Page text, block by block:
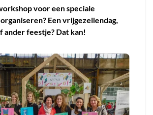
voor een speciale
Een vrijgezellendag,
ander feestje? Dat kan!